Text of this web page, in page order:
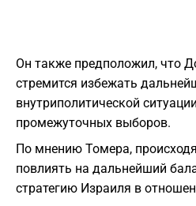
Он также предположил, что
стремится избежать
внутриполитической
промежуточных выборов.
По мнению Томера,
повлиять на дальнейший
стратегию Израиля в